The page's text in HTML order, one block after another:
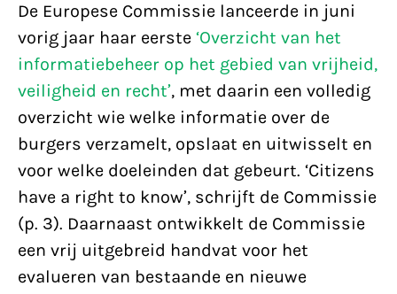
De Europese Commissie lanceerde in juni
vorig jaar haar eerste ‘Overzicht van het
informatiebeheer op het gebied van vrijheid,
veiligheid en recht’, met daarin een volledig
overzicht wie welke informatie over de
burgers verzamelt, opslaat en uitwisselt en
voor welke doeleinden dat gebeurt. ‘Citizens
have a right to know’, schrijft de Commissie
(p. 3). Daarnaast ontwikkelt de Commissie
een vrij uitgebreid handvat voor het
evalueren van bestaande en nieuwe